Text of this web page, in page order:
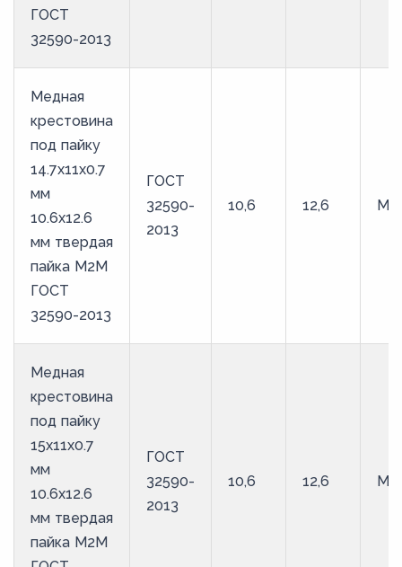
ГОСТ
32590-2013
Медная
крестовина
под пайку
14.7х11х0.7
мм
10.6х12.6
мм твердая
пайка М2М
ГОСТ
32590-2013
ГОСТ
32590-
2013
10,6 12,6
Медная
крестовина
под пайку
15х11х0.7
мм
10.6х12.6
мм твердая
пайка М2М
ГОСТ
32590-
2013
10,6 12,6